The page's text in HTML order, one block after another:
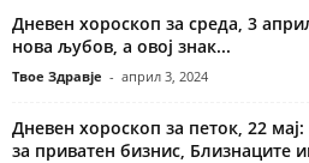
Дневен хороскоп за среда, 3
нова љубов, а овој знак...
Твое Здравје - април 3, 2024
Дневен хороскоп за петок, 22
за приватен бизнис, Близнаците